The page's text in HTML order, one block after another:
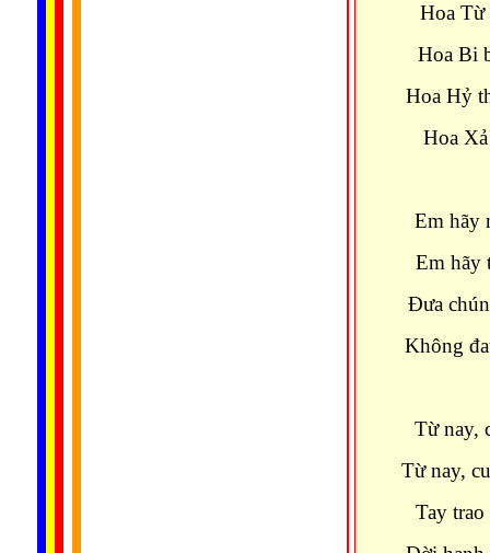
Hoa Từ
Hoa Bi
Hoa Hỷ
Hoa
Em hãy
Em hãy
Ðưa
Không
Từ nay,
Từ nay,
Taytrao